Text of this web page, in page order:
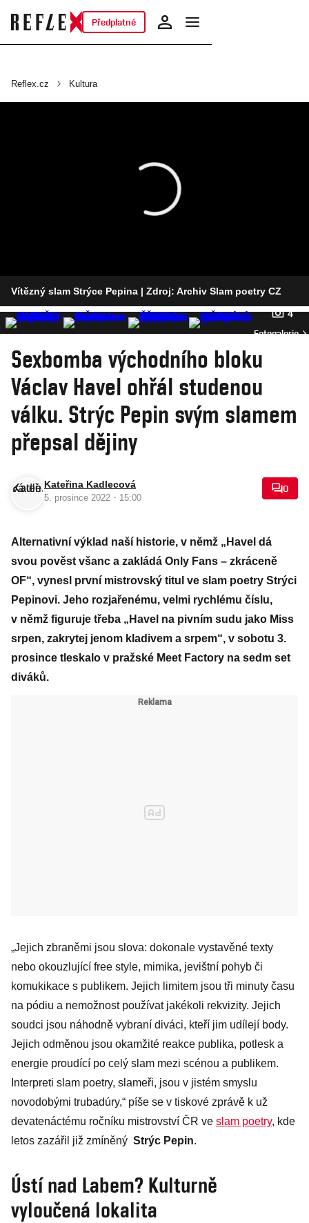
Předplatné
Reflex.cz Kultura
Vítězný slam Strýce Pepina | Zdroj: Archiv Slam poetry CZ
4
Fotogalerie
Sexbomba východního bloku
Václav Havel ohřál studenou
válku. Strýc Pepin svým slamem
přepsal dějiny
Kateřina Kadlecová
5. prosince 2022 · 15:00
0
Alternativní výklad naší historie, v němž „Havel dá
svou pověst všanc a zakládá Only Fans – zkráceně
OF“, vynesl první mistrovský titul ve slam poetry Strýci
Pepinovi. Jeho rozjařenému, velmi rychlému číslu,
v němž figuruje třeba „Havel na pivním sudu jako Miss
srpen, zakrytej jenom kladivem a srpem“, v sobotu 3.
prosince tleskalo v pražské Meet Factory na sedm set
diváků.
„Jejich zbraněmi jsou slova: dokonale vystavěné texty
nebo okouzlující free style, mimika, jevištní pohyb či
komukikace s publikem. Jejich limitem jsou tři minuty času
na pódiu a nemožnost používat jakékoli rekvizity. Jejich
soudci jsou náhodně vybraní diváci, kteří jim udílejí body.
Jejich odměnou jsou okamžité reakce publika, potlesk a
energie proudící po celý slam mezi scénou a publikem.
Interpreti slam poetry, slameři, jsou v jistém smyslu
novodobými trubadúry,“ píše se v tiskové zprávě k už
devatenáctému ročníku mistrovství ČR ve slam poetry, kde
letos zazářil již zmíněný Strýc Pepin.
Ústí nad Labem? Kulturně
vyloučená lokalita